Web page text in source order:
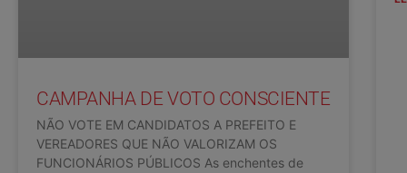
CAMPANHA DE VOTO CONSCIENTE
NÃO VOTE EM CANDIDATOS A PREFEITO E
VEREADORES QUE NÃO VALORIZAM OS
FUNCIONÁRIOS PÚBLICOS As enchentes de